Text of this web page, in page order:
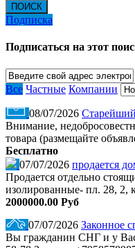
ПОИСК
Подписка
Подписаться на этот
Все Частные Компании
08/07/2026
Внимание,
товара (размещайте
Бесплатно
07/07/2026 продается
Продается отдельно
изолированные- пл. 28, 2,
2000000.00 Руб
07/07/2026 Законное
Вы гражданин СНГ и у Вас